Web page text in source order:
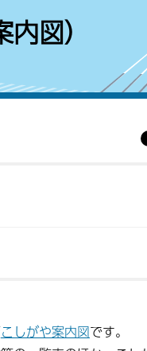
図）
こしがや案内図です。